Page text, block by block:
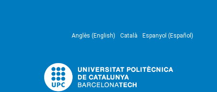
Anglès (English) Català Espanyol (Español)